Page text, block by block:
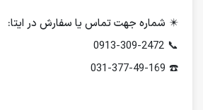
✴️ شماره جهت تماس یا سفارش در ایتا:
📞 0913-309-2472
☎️ 031-377-49-169